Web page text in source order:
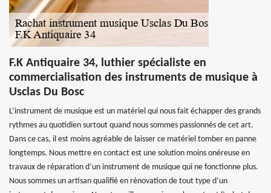
F.K Antiquaire 34, luthier spécialiste en
commercialisation des instruments de musique à
Usclas Du Bosc
L’instrument de musique est un matériel qui nous fait échapper des grands
rythmes au quotidien surtout quand nous sommes passionnés de cet art.
Dans ce cas, il est moins agréable de laisser ce matériel tomber en panne
longtemps. Nous mettre en contact est une solution moins onéreuse en
travaux de réparation d’un instrument de musique qui ne fonctionne plus.
Nous sommes un artisan qualifié en rénovation de tout type d’un